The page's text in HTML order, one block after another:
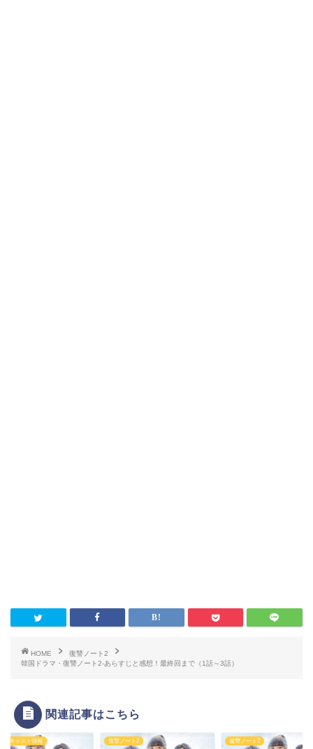
HOME
復讐ノート2
韓国ドラマ・復讐ノート2-あらすじと感想！最終回まで（1話～3話）
関連記事はこちら
・キャスト情報 復讐ノート2 復讐ノート2